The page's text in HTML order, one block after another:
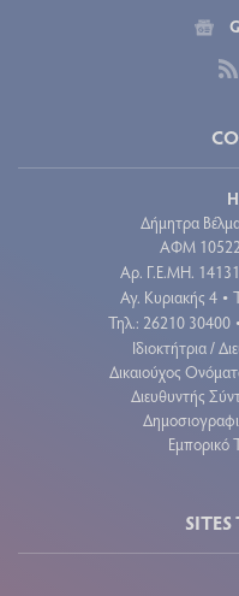
Δήμητρα
ΑΦΜ
Aρ. Γ.Ε.ΜΗ.
Αγ. Κυριακής 4 •
Τηλ.: 26210 30400
Ιδιοκτήτρια /
Δικαιούχος
Διευθυντής
Εμπορικό